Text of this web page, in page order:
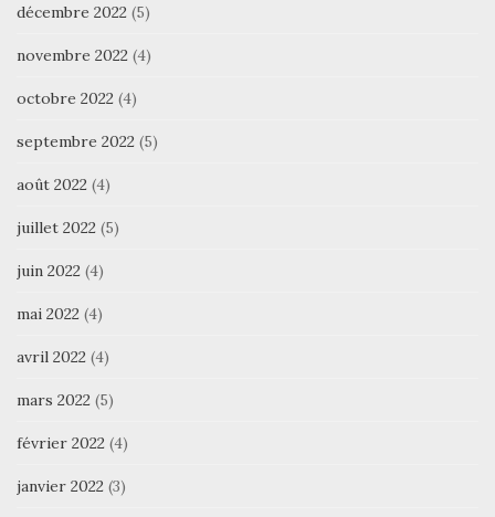
décembre 2022 (5)
novembre 2022 (4)
octobre 2022 (4)
septembre 2022 (5)
août 2022 (4)
juillet 2022 (5)
juin 2022 (4)
mai 2022 (4)
avril 2022 (4)
mars 2022 (5)
février 2022 (4)
janvier 2022 (3)